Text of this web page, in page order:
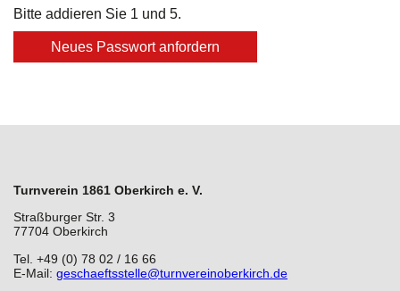
Bitte addieren Sie 1 und 5.
Neues Passwort anfordern
Turnverein 1861 Oberkirch e. V.
Straßburger Str. 3
77704 Oberkirch
Tel. +49 (0) 78 02 / 16 66
E-Mail: geschaeftsstelle@turnvereinoberkirch.de
Jobangebote
Galerie
Stretch & Tone
Rückenfit